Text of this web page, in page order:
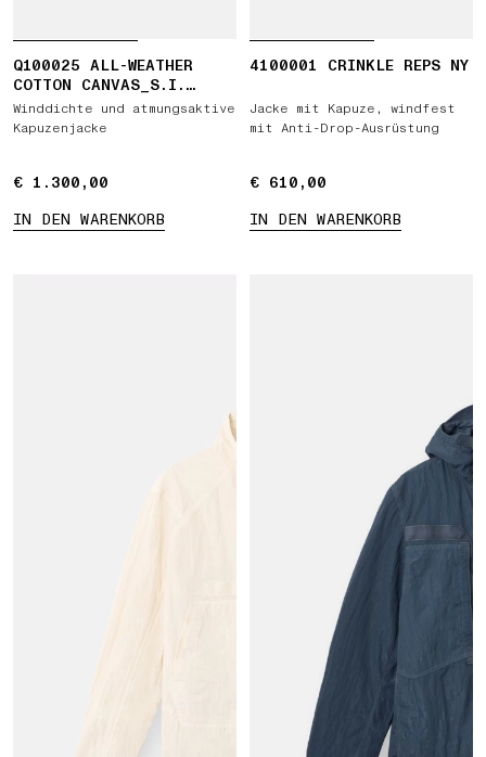
Q100025 ALL-WEATHER
COTTON CANVAS_S.I.
GHOST
Winddichte und atmungsaktive
Kapuzenjacke
€ 1.300,00
€ 1.300,00
IN DEN WARENKORB
4100001 CRINKLE REPS NY
Jacke mit Kapuze, windfest
mit Anti-Drop-Ausrüstung
€ 610,00
€ 610,00
IN DEN WARENKORB